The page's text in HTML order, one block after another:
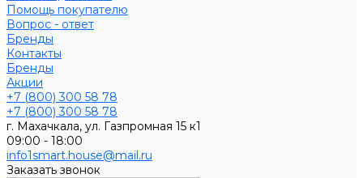
Помощь покупателю
Вопрос - ответ
Бренды
Контакты
Бренды
Акции
+7 (800) 300 58 78
+7 (800) 300 58 78
г. Махачкала, ул. Газпромная 15 к1
09:00 - 18:00
info1smart.house@mail.ru
Заказать звонок